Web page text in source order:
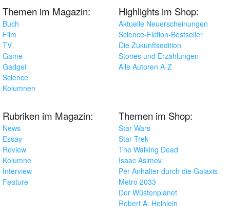
Themen im Magazin:
Buch
Film
TV
Game
Gadget
Science
Kolumnen
Highlights im Shop:
Aktuelle Neuerscheinungen
Science-Fiction-Bestseller
Die Zukunftsedition
Stories und Erzählungen
Alle Autoren A-Z
Rubriken im Magazin:
News
Essay
Review
Kolumne
Interview
Feature
Themen im Shop:
Star Wars
Star Trek
The Walking Dead
Isaac Asimov
Per Anhalter durch die Galaxis
Metro 2033
Der Wüstenplanet
Robert A. Heinlein